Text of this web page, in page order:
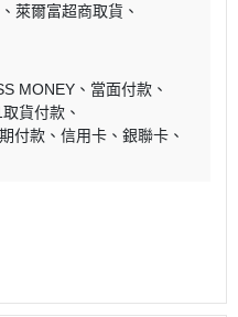
萊爾富超商取貨
MONEY
當面付款
貨付款
付款 信用卡
銀聯卡